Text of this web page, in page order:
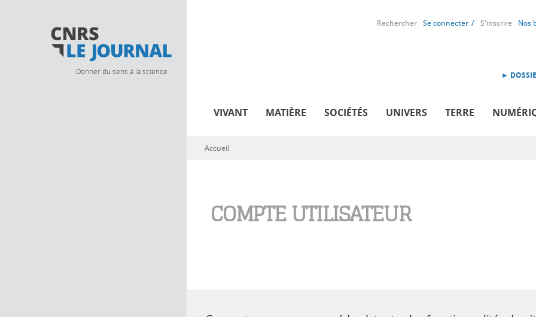
Donner du sens à la science
Rechercher Se connecter S'inscrire Nos
►
VIVANT MATIÈRE SOCIÉTÉS UNIVERS TERRE
Vous êtes ici
Accueil
COMPTE UTILISATEUR